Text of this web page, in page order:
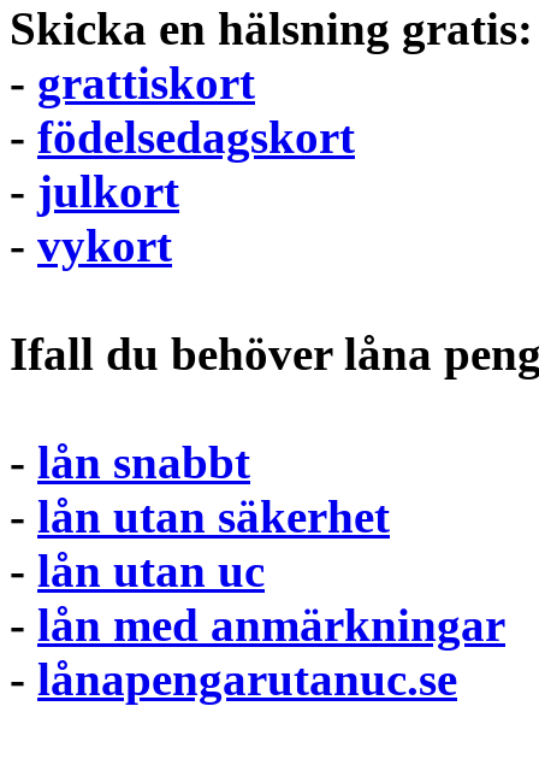
Skicka en hälsning gratis:
- grattiskort
- födelsedagskort
- julkort
- vykort
Ifall du behöver låna
- lån snabbt
- lån utan säkerhet
- lån utan uc
- lån med anmärkningar
- lånapengarutanuc.se